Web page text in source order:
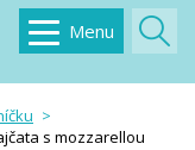
Menu
s mozzarellou